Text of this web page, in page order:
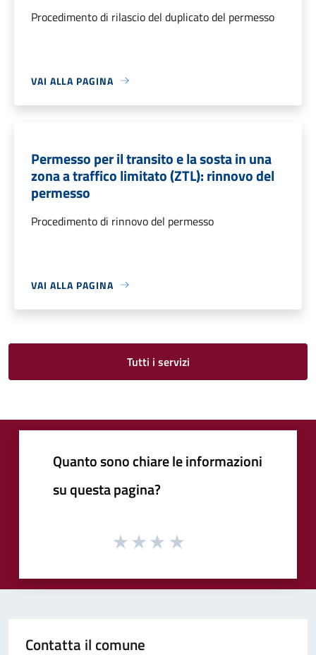
Procedimento di rilascio del duplicato del permesso
VAI ALLA PAGINA
Permesso per il transito e la sosta in una
zona a traffico limitato (ZTL): rinnovo del
permesso
Procedimento di rinnovo del permesso
VAI ALLA PAGINA
Tutti i servizi
Quanto sono chiare le informazioni
su questa pagina?
Contatta il comune